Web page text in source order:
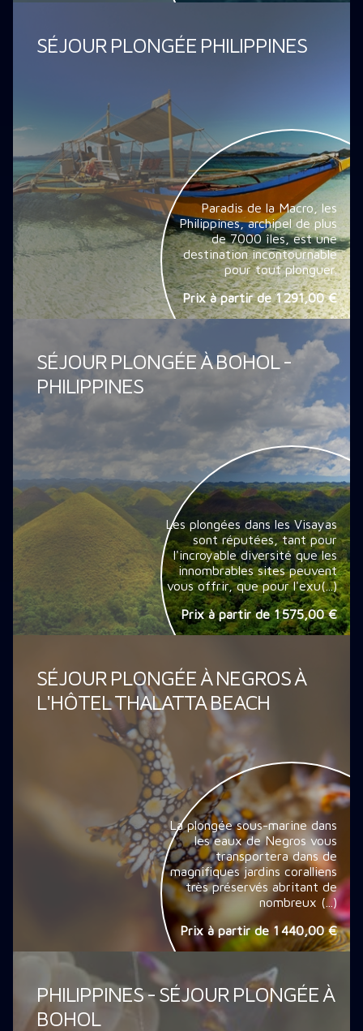
SÉJOUR PLONGÉE PHILIPPINES
Paradis de la Macro, les
Philippines, archipel de plus
de 7000 îles, est une
destination incontournable
pour tout plonguer.
Prix à partir de1 291,00 €
SÉJOUR PLONGÉE À BOHOL -
PHILIPPINES
Les plongées dans les Visayas
sont réputées, tant pour
l'incroyable diversité que les
innombrables sites peuvent
vous offrir, que pour l'exu(...)
Prix à partir de1 575,00 €
SÉJOUR PLONGÉE À NEGROS À
L'HÔTEL THALATTA BEACH
La plongée sous-marine dans
les eaux de Negros vous
transportera dans de
magnifiques jardins coralliens
très préservés abritant de
nombreux (...)
Prix à partir de 1 440,00 €
PHILIPPINES - SÉJOUR PLONGÉE À
BOHOL